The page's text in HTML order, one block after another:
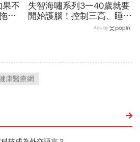
果不
垮
失智海嘯系列3一40歲就要
開始護腦！控制三高、睡眠
品質…抗遺忘不是從發病當
Ads by
康醫療網